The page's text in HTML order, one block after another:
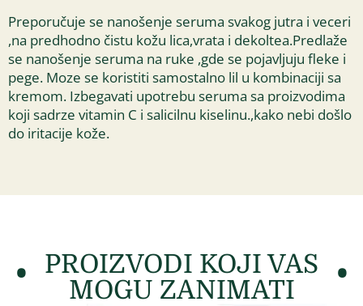
Preporučuje se nanošenje seruma svakog jutra i veceri
,na predhodno čistu kožu lica,vrata i dekoltea.Predlaže
se nanošenje seruma na ruke ,gde se pojavljuju fleke i
pege. Moze se koristiti samostalno lil u kombinaciji sa
kremom. Izbegavati upotrebu seruma sa proizvodima
koji sadrze vitamin C i salicilnu kiselinu.,kako nebi došlo
do iritacije kože.
PROIZVODI KOJI VAS
MOGU ZANIMATI